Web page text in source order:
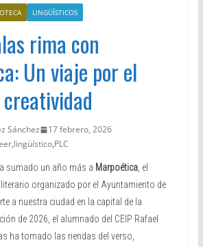
LINGÜÍSTICOS
rima con
Un viaje por el
Sánchez
17 febrero, 2026
,lingüístico,PLC
sumado un año más a Marpoética, el
organizado por el Ayuntamiento de
a nuestra ciudad en la capital de la
de 2026, el alumnado del CEIP Rafael
ha tomado las riendas del verso,